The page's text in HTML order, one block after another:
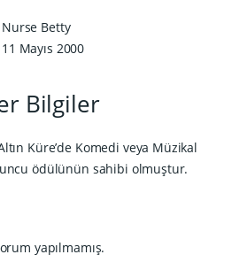
Nurse Betty
11 Mayıs 2000
Bilgiler
Küre’de Komedi veya Müzikal
ödülünün sahibi olmuştur.
yapılmamış.